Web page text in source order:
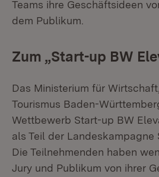
Teams ihre Geschäftsideen
dem Publikum.
Zum „Start-up BW
Das Ministerium für
Tourismus Baden-
Wettbewerb Start-up BW
als Teil der Landeskampagne
Die Teilnehmenden haben
Jury und Publikum von ihrer